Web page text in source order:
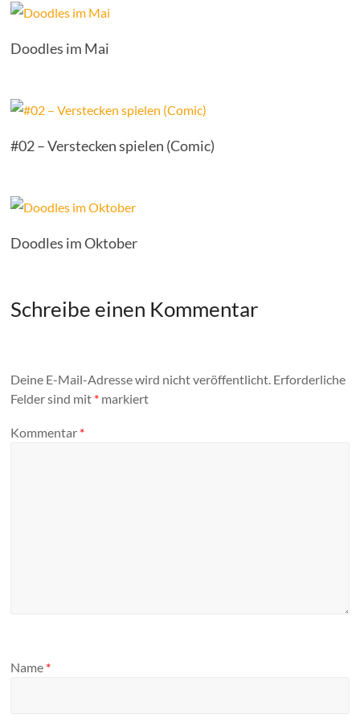
Doodles im Mai
#02 – Verstecken spielen (Comic)
Doodles im Oktober
Schreibe einen Kommentar
Deine E-Mail-Adresse wird nicht veröffentlicht. Erforderliche
Felder sind mit * markiert
Kommentar *
Name *